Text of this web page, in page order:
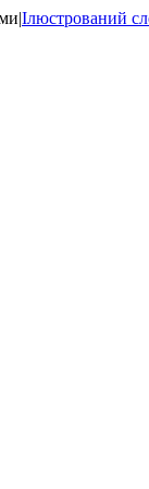
|Ілюстрований